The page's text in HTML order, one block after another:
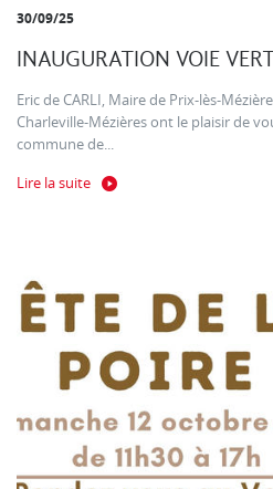
30/09/25
INAUGURATION VOIE
Eric de CARLI, Maire de Prix-lès-
Charleville-Mézières ont le plaisir de
commune de...
Lire la suite